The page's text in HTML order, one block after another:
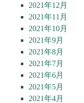
2021年12月
2021年11月
2021年10月
2021年9月
2021年8月
2021年7月
2021年6月
2021年5月
2021年4月